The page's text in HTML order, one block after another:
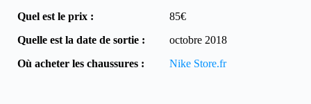
Quel est le prix :
85€
Quelle est la date de sortie :
octobre 2018
Où acheter les chaussures :
Nike Store.fr